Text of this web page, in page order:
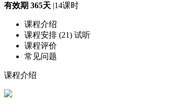
有效期 365天 |14课时
课程介绍
课程安排 (21) 试听
课程评价
常见问题
课程介绍